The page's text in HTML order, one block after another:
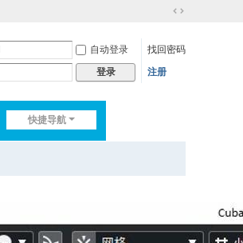
到
自动登录
找回密码
登录 注册
快捷导航